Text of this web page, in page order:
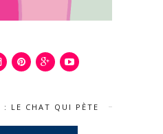
: LE CHAT QUI PÈTE